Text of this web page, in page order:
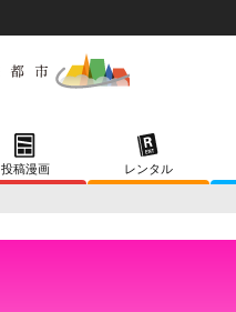
投稿漫画 レンタル